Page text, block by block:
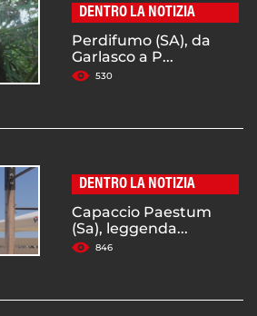
DENTRO LA NOTIZIA
Perdifumo (SA), da
Garlasco a P...
530
DENTRO LA NOTIZIA
Capaccio Paestum
(Sa), leggenda...
846